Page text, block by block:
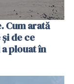
Cum arată
de ce
plouat în